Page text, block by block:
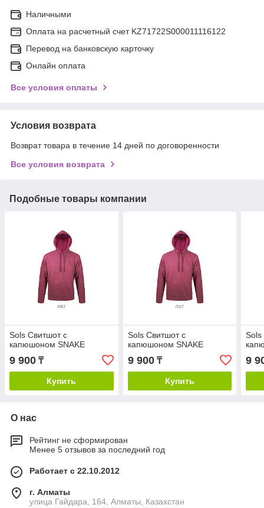
Наличными
Оплата на расчетный счет KZ71722S000011116122
Перевод на банковскую карточку
Онлайн оплата
Все условия оплаты
Условия возврата
Возврат товара в течение 14 дней по договоренности
Все условия возврата
Подобные товары компании
Sols Свитшот с
капюшоном SNAKE
9 900 ₸
Купить
Sols Свитшот с
капюшоном SNAKE
9 900₸
Купить
Sols
9
О нас
Рейтинг не сформирован
Менее 5 отзывов за последний год
Работает с 22.10.2012
г. Алматы
улица Гайдара, 164, Алматы, Казахстан